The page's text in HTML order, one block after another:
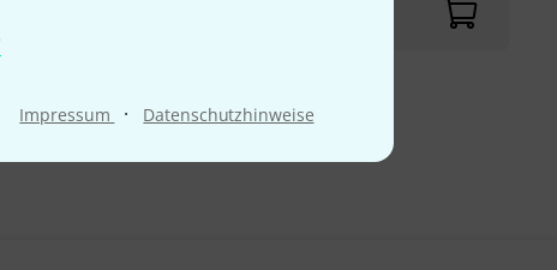
Impressum · Datenschutzhinweise
29 €